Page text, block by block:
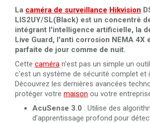
La caméra de surveillance Hikvision
LIS2UY/SL(Black) est un concentré
intégrant l'intelligence artificielle, la
Live Guard, l'anti corrosion NEMA 4X
parfaite de jour comme de nuit.
Cette caméra n'est pas un simple un
c'est un système de sécurité complet et
Découvrez les dernières avancées
protéger votre maison ou votre
AcuSense 3.0 : Utilise des
d’apprentissage profond pour